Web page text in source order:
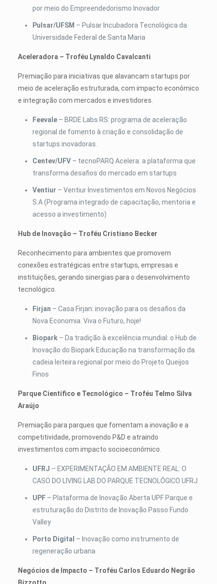
por meio do Empreendedorismo Inovador
Pulsar/UFSM – Pulsar Incubadora Tecnológica da
Universidade Federal de Santa Maria
Aceleradora – Troféu Lynaldo Cavalcanti
Premiação para iniciativas que alavancam startups por
meio de aceleração estruturada, com impacto econômico
e integração com mercados e investidores.
Feevale– BRDE Labs RS: programa de aceleração
regional de fomento à criação e consolidação de
startups inovadoras.
Centev/UFV – tecnoPARQ Acelera: a plataforma que
transforma desafios do mercado em startups
Ventiur – Ventiur Investimentos em Novos Negócios
S.A (Programa integrado de capacitação, mentoria e
acesso a investimento)
Hub de Inovação – Troféu Cristiano Becker
Reconhecimento para ambientes que promovem
conexões estratégicas entre startups, empresas e
instituições, gerando sinergias para o desenvolvimento
tecnológico.
Firjan – Casa Firjan: inovação para os desafios da
Nova Economia. Viva o Futuro, hoje!
Biopark – Da tradição à excelência mundial: o Hub de
Inovação do Biopark Educação na transformação da
cadeia leiteira regional por meio do Projeto Queijos
Finos
Parque Científico e Tecnológico – Troféu Telmo Silva
Araújo
Premiação para parques que fomentam a inovação e a
competitividade, promovendo P&D e atraindo
investimentos com impacto socioeconômico.
UFRJ – EXPERIMENTAÇÃO EM AMBIENTE REAL: O
CASO DO LIVING LAB DO PARQUE TECNOLÓGICO UFRJ
UPF – Plataforma de Inovação Aberta UPF Parque e
estruturação do Distrito de Inovação Passo Fundo
Valley
Porto Digital – Inovação como instrumento de
regeneração urbana
Negócios de Impacto – Troféu Carlos Eduardo Negrão